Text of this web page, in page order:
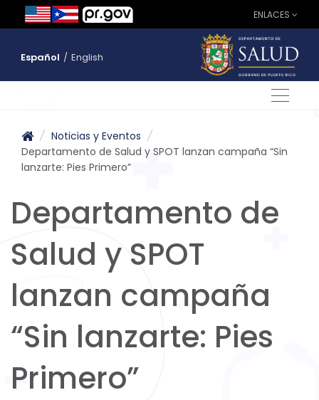
ENLACES
Español / English
/ Noticias y Eventos /
Departamento de Salud y SPOT lanzan campaña “Sin
lanzarte: Pies Primero”
Departamento de
Salud y SPOT
lanzan campaña
“Sin lanzarte: Pies
Primero”